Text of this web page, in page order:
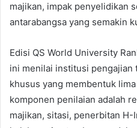
majikan, impak penyelidikan
antarabangsa yang semakin
Edisi QS World University
ini menilai institusi pengajian
khusus yang membentuk
komponen penilaian adalah
majikan, sitasi, penerbitan